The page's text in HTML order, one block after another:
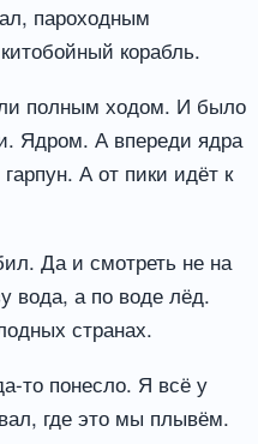
пароходным
корабль.
полным ходом. И было
Ядром. А впереди ядра
А от пики идёт к
Да и смотреть не на
вода, а по воде лёд.
странах.
то понесло. Я всё у
где это мы плывём.